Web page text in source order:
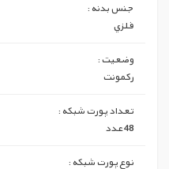
جنس بدنه :
فلزي
وضعيت :
ركمونت
تعداد پورت شبكه :
48 عدد
نوع پورت شبکه :